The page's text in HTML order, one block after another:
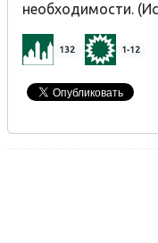
необходимости.
132 1-12